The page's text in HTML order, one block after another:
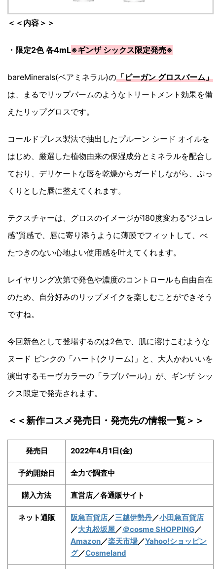
＜＜内容＞＞
・限定2色 各4mL※ギンザ シックス限定発売※
bareMinerals(ベアミネラル)の「ビーガン グロスバーム」
は、まるでリップバームのようなトリートメント効果を備
えたリップグロスです。
コールドプレス製法で抽出したプルーン シード オイルを
はじめ、厳選した植物由来の保湿成分とミネラルを配合し
ており、デリケートな唇を乾燥からガードしながら、ぷっ
くりとした唇に整えてくれます。
テクスチャーは、グロスのイメージが180度変わる“ジュレ
感”質感で、唇に寄り添うように薄膜でフィットして、べ
たつきのない心地よい使用感を叶えてくれます。
レイヤリング次第で発色や濃度のコントロールも自由自在
のため、自分好みのリップメイクを楽しむことができそう
ですね。
今回新色として登場するのは2色で、肌に溶けこむような
ヌード ピンクの「ハート(クリーム)」と、大人かわいいを
演出するモーヴカラーの「ラブ(パール)」が、ギンザ シッ
クス限定で発売されます。
＜＜新作コスメ発売日・発売先の情報一覧＞＞
発売日 2022年4月1日(金)
予約開始日 全力で調査中
購入方法 直営店／各通販サイト
ネット通販 阪急百貨店／三越伊勢丹／小田急百貨店
／大丸松坂屋／＠cosme SHOPPING／
Amazon／楽天市場／Yahoo!ショッピン
グ／Cosmeland